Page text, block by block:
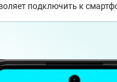
подключить к